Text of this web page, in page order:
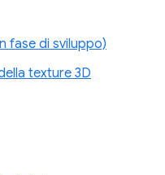
fase di sviluppo)
texture 3D